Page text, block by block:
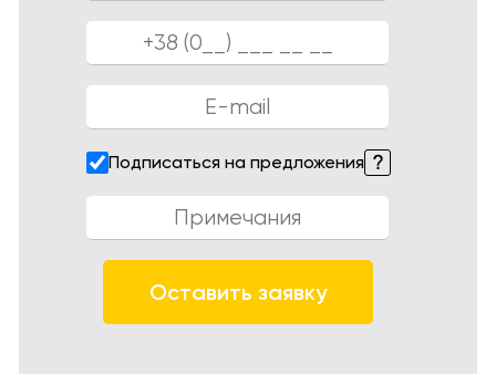
Подписаться на предложения
Оставить заявку